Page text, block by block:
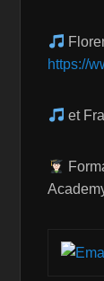
https://
et